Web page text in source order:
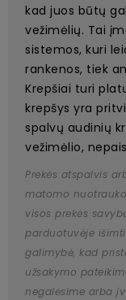
kad juos būtų
vežimėlių. Tai
sistemos, kuri
rankenos, tiek
Krepšiai turi
krepšys yra
spalvų audinių
vežimėlio,
Prekės atspalvis
matomo
visos prekės
parduotuvėje
galimybė, kad
užsakymo
negalėsime arba